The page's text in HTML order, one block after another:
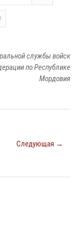
службы войск
по Республике
Мордовия
Следующая →